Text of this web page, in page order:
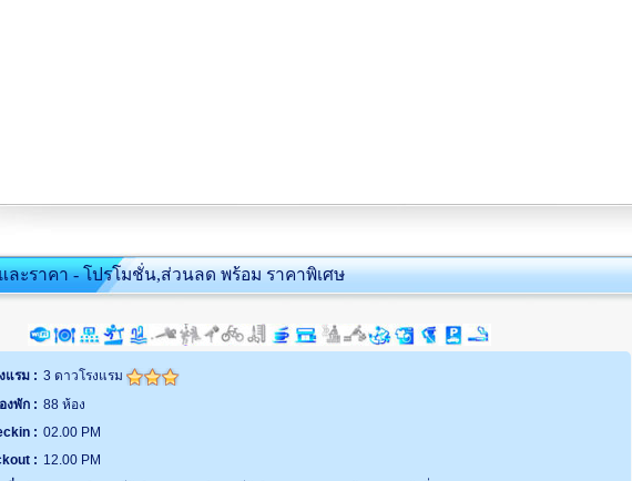
ละราคา - โปรโมชั่น,ส่วนลด พร้อม ราคาพิเศษ
แรม : 3 ดาวโรงแรม
งพัก : 88 ห้อง
: 02.00 PM
: 12.00 PM